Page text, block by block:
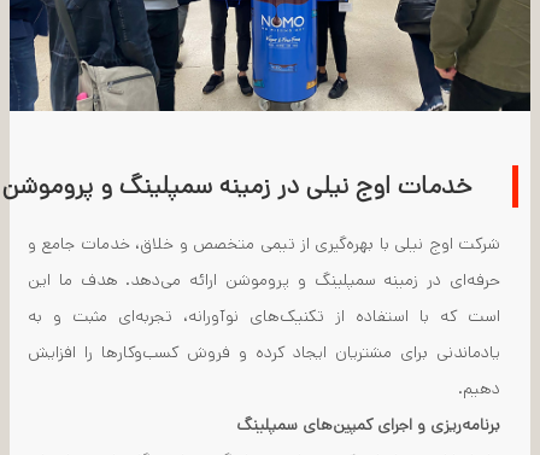
خدمات اوج نیلی در زمینه سمپلینگ و پروموشن
شرکت اوج نیلی با بهره‌گیری از تیمی متخصص و خلاق، خدمات جامع و
حرفه‌ای در زمینه سمپلینگ و پروموشن ارائه می‌دهد. هدف ما این
است که با استفاده از تکنیک‌های نوآورانه، تجربه‌ای مثبت و به
یادماندنی برای مشتریان ایجاد کرده و فروش کسب‌وکارها را افزایش
دهیم.
برنامه‌ریزی و اجرای کمپین‌های سمپلینگ